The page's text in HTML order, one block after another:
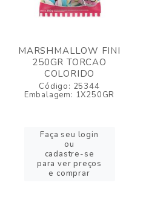
MARSHMALLOW FINI
250GR TORCAO
COLORIDO
Código: 25344
Embalagem: 1X250GR
Faça seu login
ou
cadastre-se
para ver preços
e comprar